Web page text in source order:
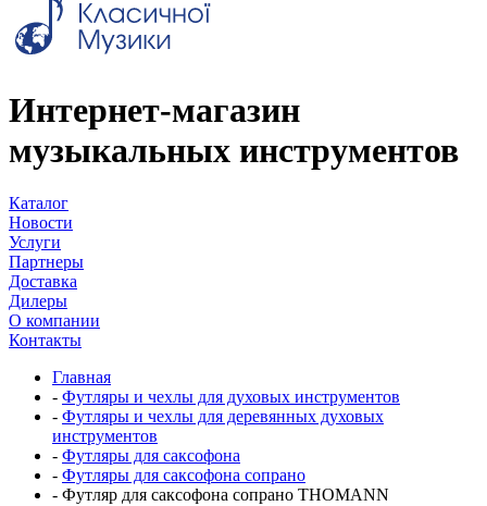
Интернет-магазин
музыкальных инструментов
Каталог
Новости
Услуги
Партнеры
Доставка
Дилеры
О компании
Контакты
Главная
- Футляры и чехлы для духовых инструментов
- Футляры и чехлы для деревянных духовых
инструментов
- Футляры для саксофона
- Футляры для саксофона сопрано
- Футляр для саксофона сопрано THOMANN